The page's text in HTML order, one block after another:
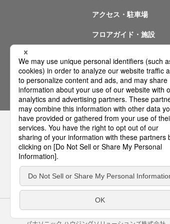
アクセス・駐車場
フロアガイド・施設
問い合わせ
サイトのご利用にあたって クッキーポリシー